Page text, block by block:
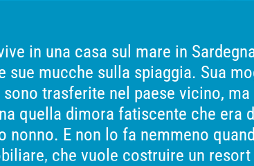
in una casa sul mare in
sue mucche sulla spiaggia. Sua
trasferite nel paese vicino, ma
quella dimora fatiscente che era
nonno. E non lo fa nemmeno
che vuole costruire un resort